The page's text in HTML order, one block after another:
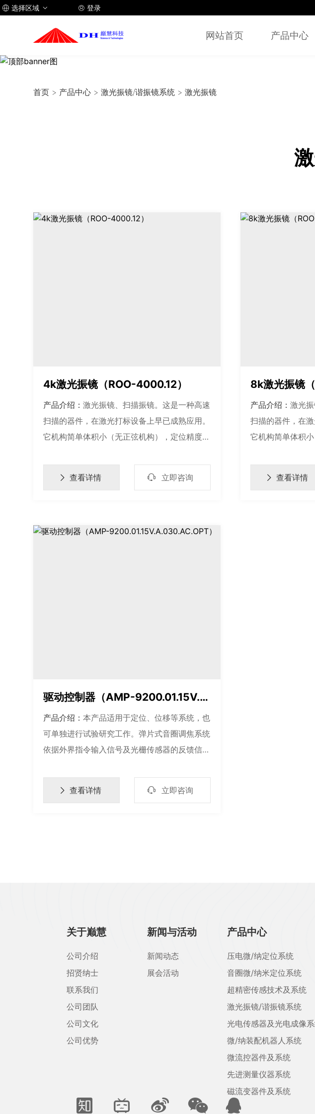
 选择区域   登录
网站首页 产品中心
首页 > 产品中心 >激光振镜/谐振镜系统 >激光振镜
4k激光振镜（ROO-4000.12）
产品介绍：激光振镜、扫描振镜。这是一种高速
扫描的器件，在激光打标设备上早已成熟应用。
它机构简单体积小（无正弦机构），定位精度高
多波段紫外光谱检测已有使用。
 查看详情  立即咨询
8k激光振镜
产品介绍： 激光
扫描的器件，在
它机构简单体积
多波段紫外光谱
 查看详情
驱动控制器（AMP-9200.01.15V.A.030.AC.OPT）
产品介绍：本产品适用于定位、位移等系统，也
可单独进行试验研究工作。弹片式音圈调焦系统
依据外界指令输入信号及光栅传感器的反馈信
 查看详情  立即咨询
关于巅慧
公司介绍
招贤纳士
联系我们
公司团队
公司文化
公司优势
新闻与活动
新闻动态
展会活动
产品中心
压电微/纳定位系统
音圈微/纳米定位系统
超精密传感技术及系统
激光振镜/谐振镜系统
光电传感器及光电成像
微/纳装配机器人系统
微流控器件及系统
先进测量仪器系统
磁流变器件及系统
    